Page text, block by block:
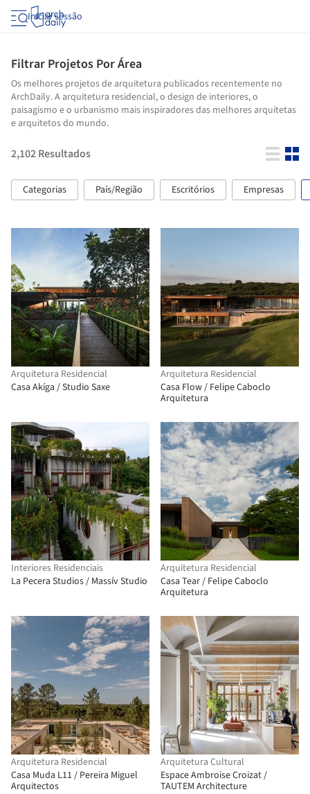
Iniciar sessão
Filtrar Projetos Por Área
Os melhores projetos de arquitetura publicados recentemente no
ArchDaily. A arquitetura residencial, o design de interiores, o
paisagismo e o urbanismo mais inspiradores das melhores arquitetas
e arquitetos do mundo.
2,102Resultados
Categorias País/Região Escritórios Empresas
Arquitetura Residencial
Casa Akíga / Studio Saxe
Arquitetura Residencial
Casa Flow / Felipe Caboclo
Arquitetura
Interiores Residenciais
La Pecera Studios / Massív Studio
Arquitetura Residencial
Casa Tear / Felipe Caboclo
Arquitetura
Arquitetura Residencial
Casa Muda L11 / Pereira Miguel
Arquitectos
Arquitetura Cultural
Espace Ambroise Croizat /
TAUTEM Architecture